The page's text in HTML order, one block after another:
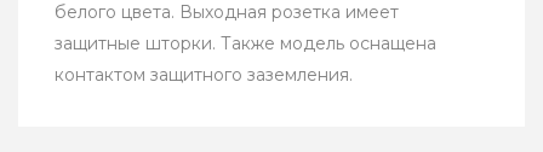
белого цвета. Выходная розетка имеет
защитные шторки. Также модель оснащена
контактом защитного заземления.